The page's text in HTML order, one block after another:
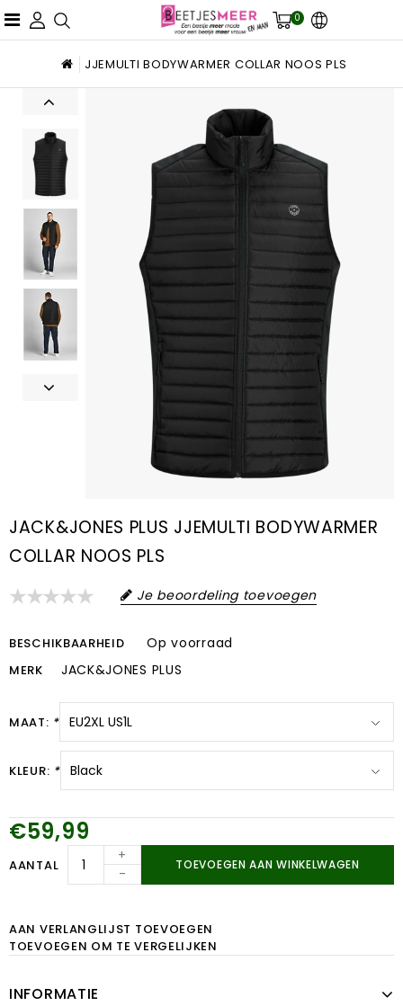
0
JJEMULTI BODYWARMER COLLAR NOOS PLS
JACK&JONES PLUS JJEMULTI BODYWARMER
COLLAR NOOS PLS
Je beoordeling toevoegen
BESCHIKBAARHEID Op voorraad
MERK JACK&JONES PLUS
MAAT: *
KLEUR: *
€59,99
AANTAL
+
-
TOEVOEGEN AAN WINKELWAGEN
AAN VERLANGLIJST TOEVOEGEN
TOEVOEGEN OM TE VERGELIJKEN
INFORMATIE